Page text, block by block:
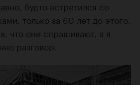
будто встретился со
только за 60 лет до этого.
что они спрашивают, а я
разговор.